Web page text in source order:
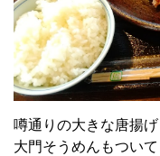
噂通りの大きな唐揚
大門そうめんもつい